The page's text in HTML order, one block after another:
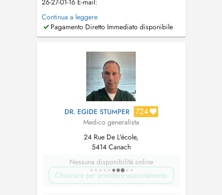
26-27-01-16 E-mail:
allgemeinmediziner_lux@outlook.com
meiner Praxis biete ich eine umfassende
medizinische Betreuung im Bereich der
individuellen Versorgung, die sowohl
körperliche als auch psychis...
Continua a leggere
Pagamento Diretto Immediato disponibile
DR. EGIDE STUMPER 724
Medico generalista
24 Rue De L'école,
5414 Canach
Nessuna disponibilità online
Chiamare per prendere appuntamento